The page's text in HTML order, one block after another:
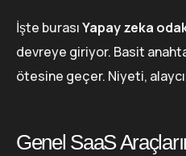
İşte burasıYapay zeka
devreye giriyor. Basit
ötesine geçer. Niyeti,
Genel SaaS